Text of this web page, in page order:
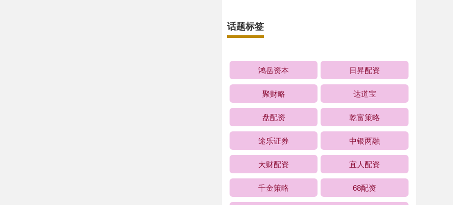
话题标签
鸿岳资本 日昇配资
聚财略 达道宝
盘配资 乾富策略
途乐证券 中银两融
大财配资 宜人配资
千金策略 68配资